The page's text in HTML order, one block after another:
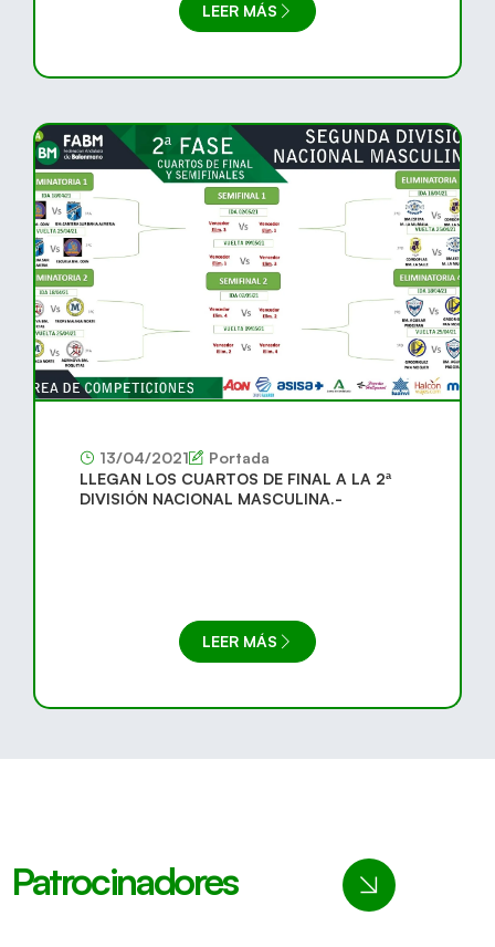
LEER MÁS
13/04/2021
Portada
LLEGAN LOS CUARTOS DE FINAL A LA 2ª
DIVISIÓN NACIONAL MASCULINA.-
LEER MÁS
Patrocinadores